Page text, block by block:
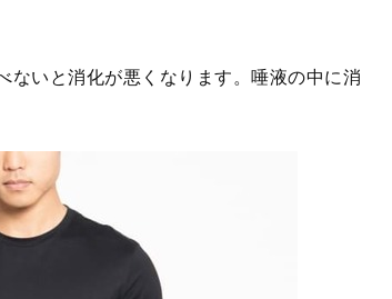
ないと消化が悪くなります。唾液の中に消